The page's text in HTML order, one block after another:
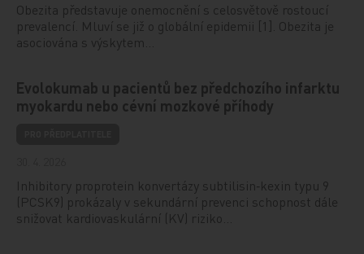
Obezita představuje onemocnění s celosvětově rostoucí
prevalencí. Mluví se již o globální epidemii [1]. Obezita je
asociována s výskytem…
Evolokumab u pacientů bez předchozího infarktu
myokardu nebo cévní mozkové příhody
Inhibitory proprotein konvertázy subtilisin‑kexin typu 9
(PCSK9) prokázaly v sekundární prevenci schopnost dále
snižovat kardiovaskulární (KV) riziko…